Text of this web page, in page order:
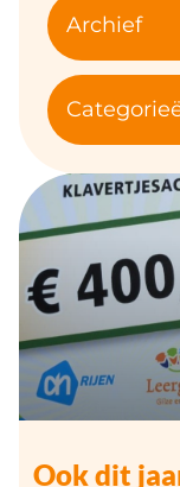
Archief
Ook dit